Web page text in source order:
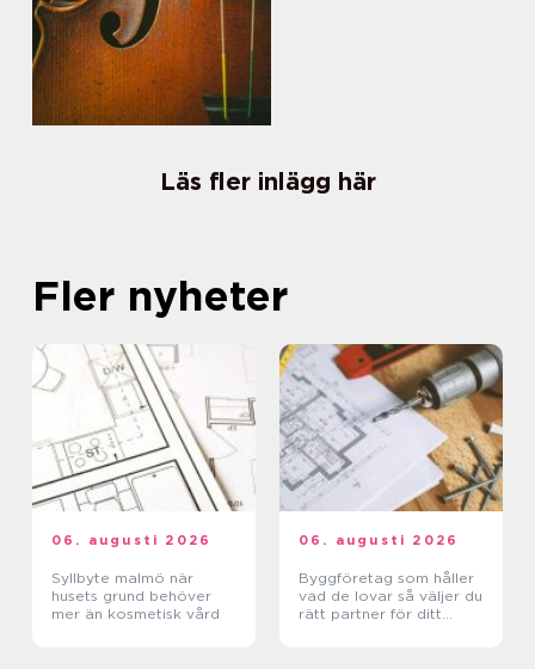
Läs fler inlägg här
Fler nyheter
06. augusti 2026
Syllbyte malmö när
husets grund behöver
mer än kosmetisk vård
06. augusti 2026
Byggföretag som håller
vad de lovar så väljer du
rätt partner för ditt